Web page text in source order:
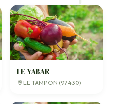
LE YABAR
LE TAMPON (97430)